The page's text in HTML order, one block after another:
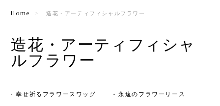
Home 造花・アーティフィシャルフラワー
造花・アーティフィシャ
ルフラワー
幸せ祈るフラワースワッグ 永遠のフラワーリース